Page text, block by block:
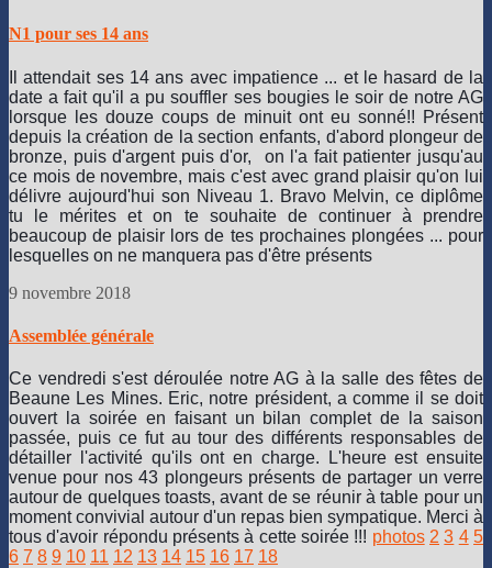
N1 pour ses 14 ans
Il attendait ses 14 ans avec impatience ... et le hasard de la
date a fait qu'il a pu souffler ses bougies le soir de notre AG
lorsque les douze coups de minuit ont eu sonné!! Présent
depuis la création de la section enfants, d'abord plongeur de
bronze, puis d'argent puis d'or, on l'a fait patienter jusqu'au
ce mois de novembre, mais c'est avec grand plaisir qu'on lui
délivre aujourd'hui son Niveau 1. Bravo Melvin, ce diplôme
tu le mérites et on te souhaite de continuer à prendre
beaucoup de plaisir lors de tes prochaines plongées ... pour
lesquelles on ne manquera pas d'être présents
9 novembre 2018
Assemblée générale
Ce vendredi s'est déroulée notre AG à la salle des fêtes de
Beaune Les Mines. Eric, notre président, a comme il se doit
ouvert la soirée en faisant un bilan complet de la saison
passée, puis ce fut au tour des différents responsables de
détailler l'activité qu'ils ont en charge. L'heure est ensuite
venue pour nos 43 plongeurs présents de partager un verre
autour de quelques toasts, avant de se réunir à table pour un
moment convivial autour d'un repas bien sympatique. Merci à
tous d'avoir répondu présents à cette soirée !!! photos 2 3 4 5
6 7 8 9 10 11 12 13 14 15 16 17 18